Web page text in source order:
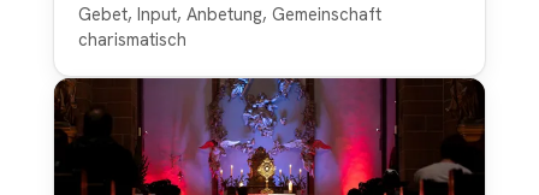
Gebet, Input, Anbetung, Gemeinschaft
charismatisch